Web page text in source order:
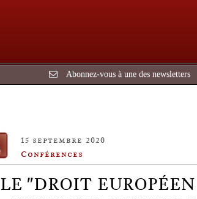
Abonnez-vous à une des newsletters
15 septembre 2020
Conférences
LE "DROIT